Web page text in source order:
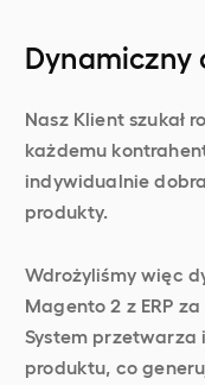
Dynamiczny
Nasz Klient szukał
każdemu
indywidualnie
produkty.
Wdrożyliśmy więc
Magento 2 z ERP
System
produktu, co